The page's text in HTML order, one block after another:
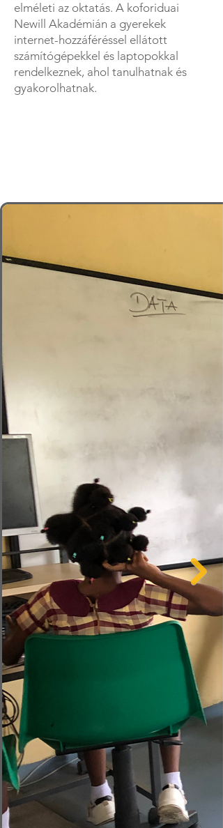
elméleti az oktatás. A koforiduai
Newill Akadémián a gyerekek
internet-hozzáféréssel ellátott
számítógépekkel és laptopokkal
rendelkeznek, ahol tanulhatnak és
gyakorolhatnak.